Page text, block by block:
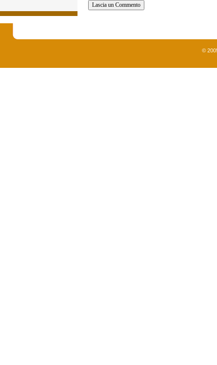
©